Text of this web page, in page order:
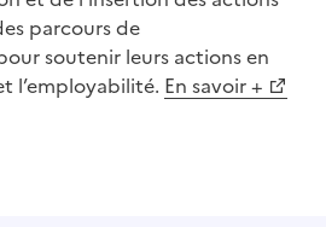
parcours de
soutenir leurs actions en
l’employabilité. En savoir +